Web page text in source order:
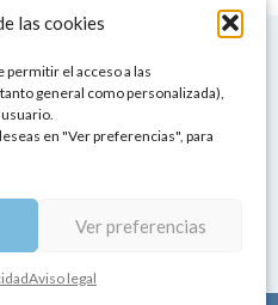
las cookies
el acceso a las
general como personalizada),
en "Ver preferencias", para
Ver preferencias
Aviso legal
DE USO
generales